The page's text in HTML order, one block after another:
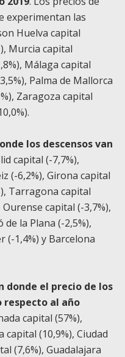
experimentan las
Huelva capital
Murcia capital
Málaga capital
Palma de Mallorca
Zaragoza capital
los descensos van
capital (-7,7%),
(-6,2%), Girona capital
Tarragona capital
capital (-3,7%),
la Plana (-2,5%),
(-1,4%) y Barcelona
donde el precio de los
respecto al año
capital (57%),
capital (10,9%), Ciudad
(7,6%), Guadalajara